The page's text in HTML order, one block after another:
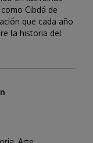
Cibdá de
que cada año
la historia del